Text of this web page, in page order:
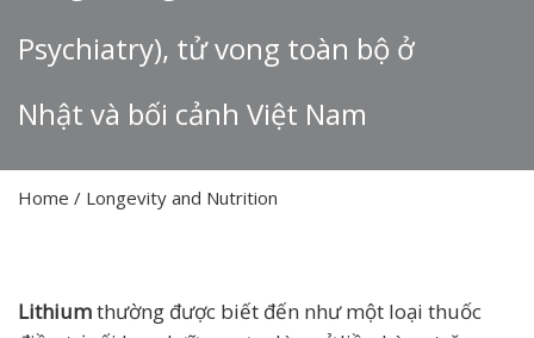
Psychiatry), tử vong toàn bộ ở
Nhật và bối cảnh Việt Nam
Home / Longevity and Nutrition
Lithiumthường được biết đến như một loại thuốc